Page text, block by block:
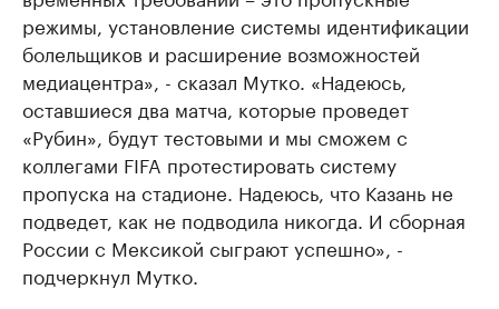
режимы, установление системы идентификации
болельщиков и расширение возможностей
медиацентра», - сказал Мутко. «Надеюсь,
оставшиеся два матча, которые проведет
«Рубин», будут тестовыми и мы сможем с
коллегами FIFA протестировать систему
пропуска на стадионе. Надеюсь, что Казань не
подведет, как не подводила никогда. И сборная
России с Мексикой сыграют успешно», -
подчеркнул Мутко.